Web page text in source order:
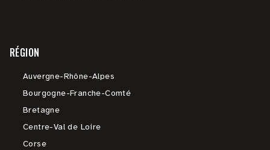
RÉGION
Auvergne-Rhône-Alpes
Bourgogne-Franche-Comté
Bretagne
Centre-Val de Loire
Corse